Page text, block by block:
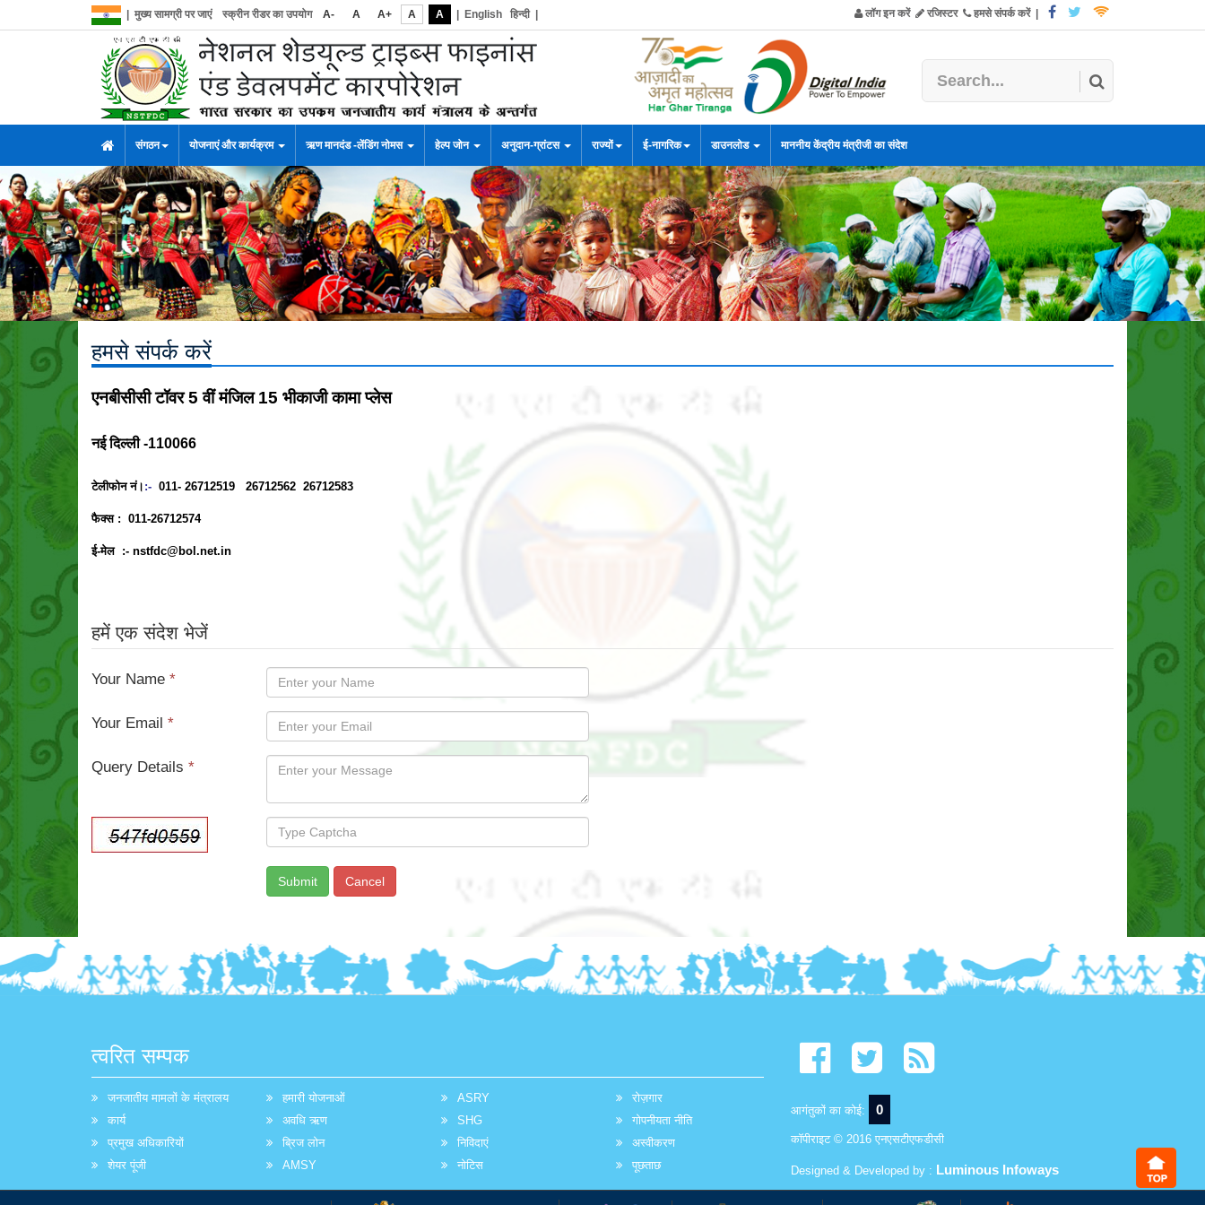
मुख्य सामग्री पर जाएं स्क्रीन रीडर का उपयोग A- A A+ A A English हिन्दी| लॉग इन करें रजिस्टर हमसे संपर्क करें|
संगठन योजनाएं और कार्यक्रम ऋण मानदंड -लेंडिंग नोमस हेल्प जोन अनुदान-ग्रांटस राज्यों ई-नागरिक डाउनलोड माननीय केंद्रीय मंत्रीजी का संदेश
हमसे संपर्क करें
एनबीसीसी टॉवर 5 वीं मंजिल 15 भीकाजी कामा प्लेस
नई दिल्ली -110066
टेलीफोन नं। :- 011- 26712519 26712562 26712583
फैक्स : 011-26712574
ई-मेल :- nstfdc@bol.net.in
हमें एक संदेश भेजें
Your Name *
Your Email *
Query Details *
त्वरित सम्पक
जनजातीय मामलों के मंत्रालय
कार्य
प्रमुख अधिकारियों
शेयर पूंजी
हमारी योजनाओं
अवधि ऋण
ब्रिज लोन
AMSY
ASRY
SHG
निविदाएं
नोटिस
रोज़गार
गोपनीयता नीति
अस्वीकरण
पूछताछ
आगंतुकों का कोई: 0
कॉपीराइट © 2016 एनएसटीएफडीसी
Designed & Developed by : Luminous Infoways